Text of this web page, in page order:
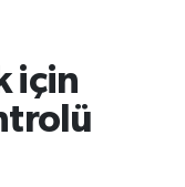
için